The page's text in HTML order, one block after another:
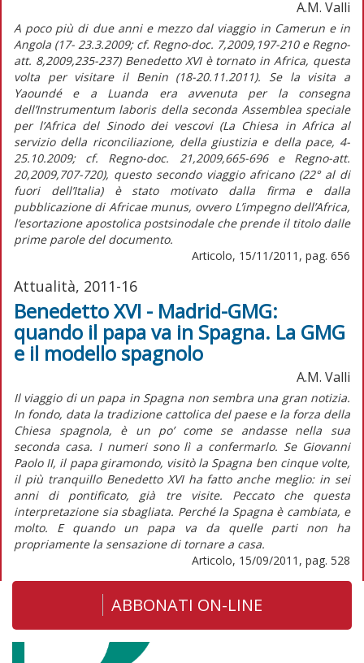
A.M. Valli
A poco più di due anni e mezzo dal viaggio in Camerun e in
Angola (17- 23.3.2009; cf. Regno-doc. 7,2009,197-210 e Regno-
att. 8,2009,235-237) Benedetto XVI è tornato in Africa, questa
volta per visitare il Benin (18-20.11.2011). Se la visita a
Yaoundé e a Luanda era avvenuta per la consegna
dell’Instrumentum laboris della seconda Assemblea speciale
per l’Africa del Sinodo dei vescovi (La Chiesa in Africa al
servizio della riconciliazione, della giustizia e della pace, 4-
25.10.2009; cf. Regno-doc. 21,2009,665-696 e Regno-att.
20,2009,707-720), questo secondo viaggio africano (22° al di
fuori dell’Italia) è stato motivato dalla firma e dalla
pubblicazione di Africae munus, ovvero L’impegno dell’Africa,
l’esortazione apostolica postsinodale che prende il titolo dalle
prime parole del documento.
Articolo, 15/11/2011, pag. 656
Attualità, 2011-16
Benedetto XVI - Madrid-GMG:
quando il papa va in Spagna. La GMG
e il modello spagnolo
A.M. Valli
Il viaggio di un papa in Spagna non sembra una gran notizia.
In fondo, data la tradizione cattolica del paese e la forza della
Chiesa spagnola, è un po’ come se andasse nella sua
seconda casa. I numeri sono lì a confermarlo. Se Giovanni
Paolo II, il papa giramondo, visitò la Spagna ben cinque volte,
il più tranquillo Benedetto XVI ha fatto anche meglio: in sei
anni di pontificato, già tre visite. Peccato che questa
interpretazione sia sbagliata. Perché la Spagna è cambiata, e
molto. E quando un papa va da quelle parti non ha
propriamente la sensazione di tornare a casa.
Articolo, 15/09/2011, pag. 528
ABBONATI ON-LINE